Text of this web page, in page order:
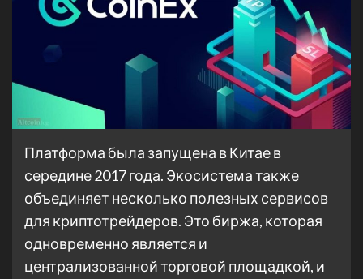
Платформа была запущена в Китае в
середине 2017 года. Экосистема также
объединяет несколько полезных сервисов
для криптотрейдеров. Это биржа, которая
одновременно является и
централизованной торговой площадкой, и